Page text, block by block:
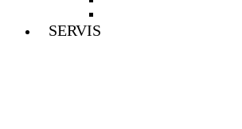
SERVIS